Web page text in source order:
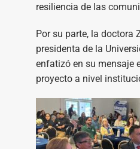
resiliencia de las
Por su parte, la doctora
presidenta de la
enfatizó en su mensaje
proyecto a nivel